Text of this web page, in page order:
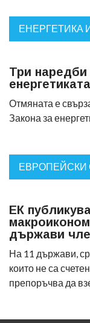
ЕНЕРГЕТИКА
Три
Отмяната е
Закона за
ЕК
държави
На 11 държави,
които не са
препоръчва да